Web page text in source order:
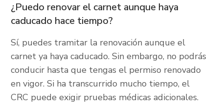
¿Puedo renovar el carnet aunque haya
caducado hace tiempo?
Sí, puedes tramitar la renovación aunque el
carnet ya haya caducado. Sin embargo, no podrás
conducir hasta que tengas el permiso renovado
en vigor. Si ha transcurrido mucho tiempo, el
CRC puede exigir pruebas médicas adicionales.